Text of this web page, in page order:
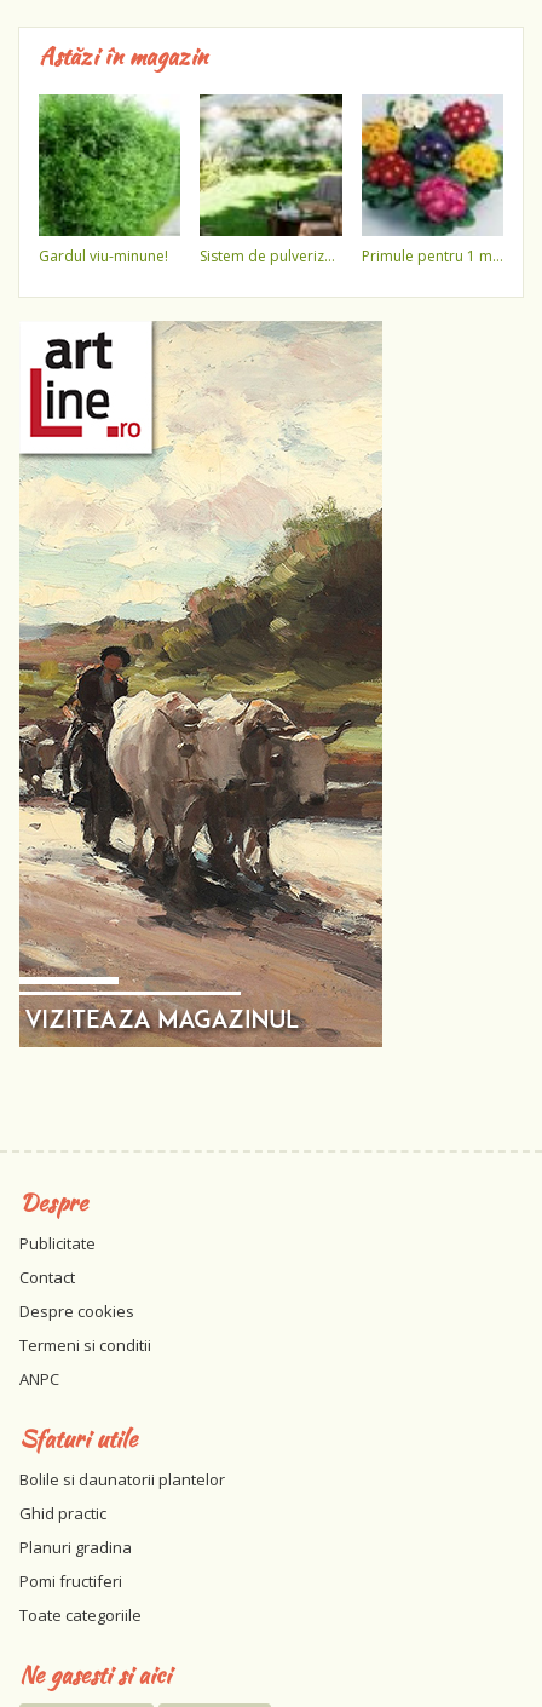
Astăzi în magazin
gardul viu-minune! sistem de pulverizare a apei primule pentru 1 martie 3,5 lei / ghiveci !!!!
Despre
Publicitate
Contact
Despre cookies
Termeni si conditii
ANPC
Sfaturi utile
Bolile si daunatorii plantelor
Ghid practic
Planuri gradina
Pomi fructiferi
Toate categoriile
Ne gasesti si aici